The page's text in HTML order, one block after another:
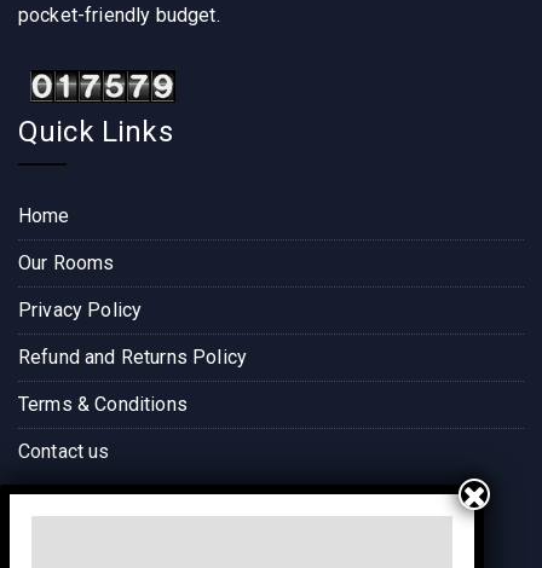
pocket-friendly budget.
Quick Links
Home
Our Rooms
Privacy Policy
Refund and Returns Policy
Terms & Conditions
Contact us
Way to Destination